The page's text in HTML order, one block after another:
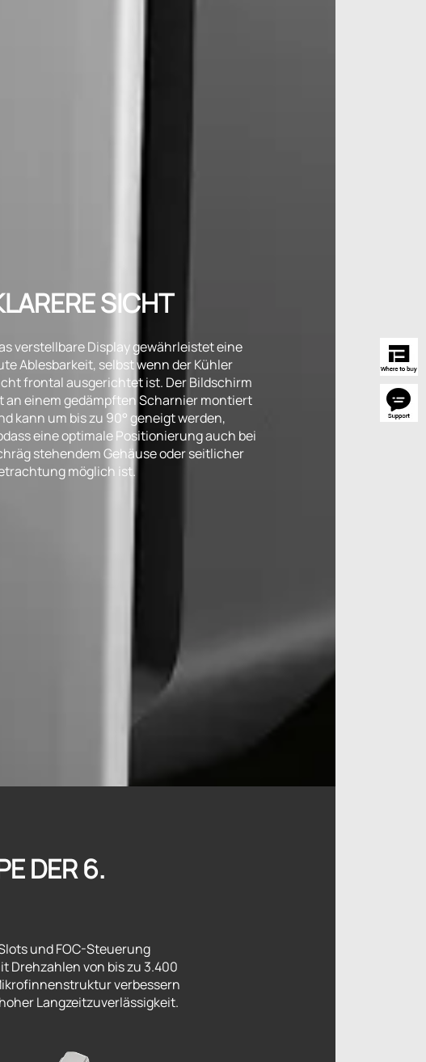
SICHT
verstellbare Display gewährleistet eine
Ablesbarkeit, selbst wenn der Kühler
frontal ausgerichtet ist. Der Bildschirm
an einem gedämpften Scharnier montiert
kann um bis zu 90° geneigt werden,
eine optimale Positionierung auch bei
stehendem Gehäuse oder seitlicher
möglich ist.
DER 6.
und FOC-Steuerung
von bis zu 3.400
verbessern
Langzeitzuverlässigkeit.